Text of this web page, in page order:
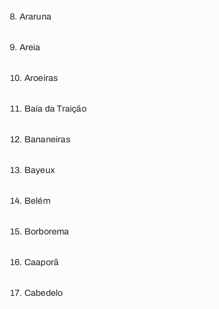
Araruna
Areia
Aroeiras
Baía da Traição
Bananeiras
Bayeux
Belém
Borborema
Caaporã
Cabedelo